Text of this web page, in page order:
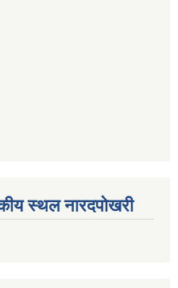
स्थल नारदपोखरी